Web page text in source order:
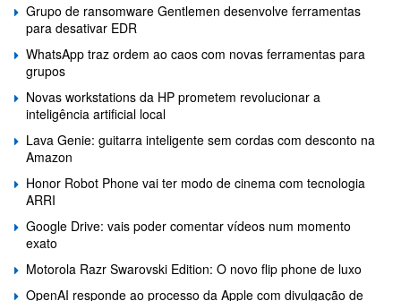
Grupo de ransomware Gentlemen desenvolve ferramentas
para desativar EDR
WhatsApp traz ordem ao caos com novas ferramentas para
grupos
Novas workstations da HP prometem revolucionar a
inteligência artificial local
Lava Genie: guitarra inteligente sem cordas com desconto na
Amazon
Honor Robot Phone vai ter modo de cinema com tecnologia
ARRI
Google Drive: vais poder comentar vídeos num momento
exato
Motorola Razr Swarovski Edition: O novo flip phone de luxo
OpenAI responde ao processo da Apple com divulgação de